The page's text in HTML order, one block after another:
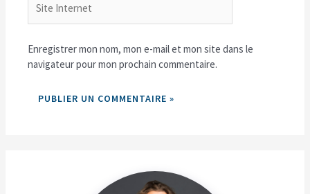
Internet
Enregistrer mon nom, mon e-mail et mon site dans le
navigateur pour mon prochain commentaire.